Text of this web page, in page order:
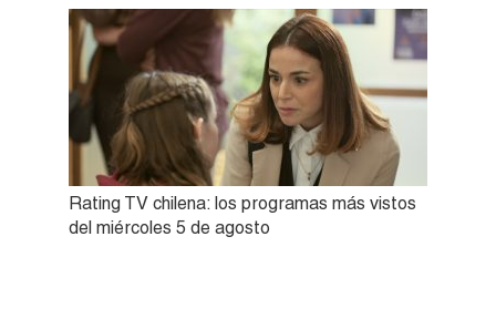
Rating TV chilena: los programas más vistos
del miércoles 5 de agosto